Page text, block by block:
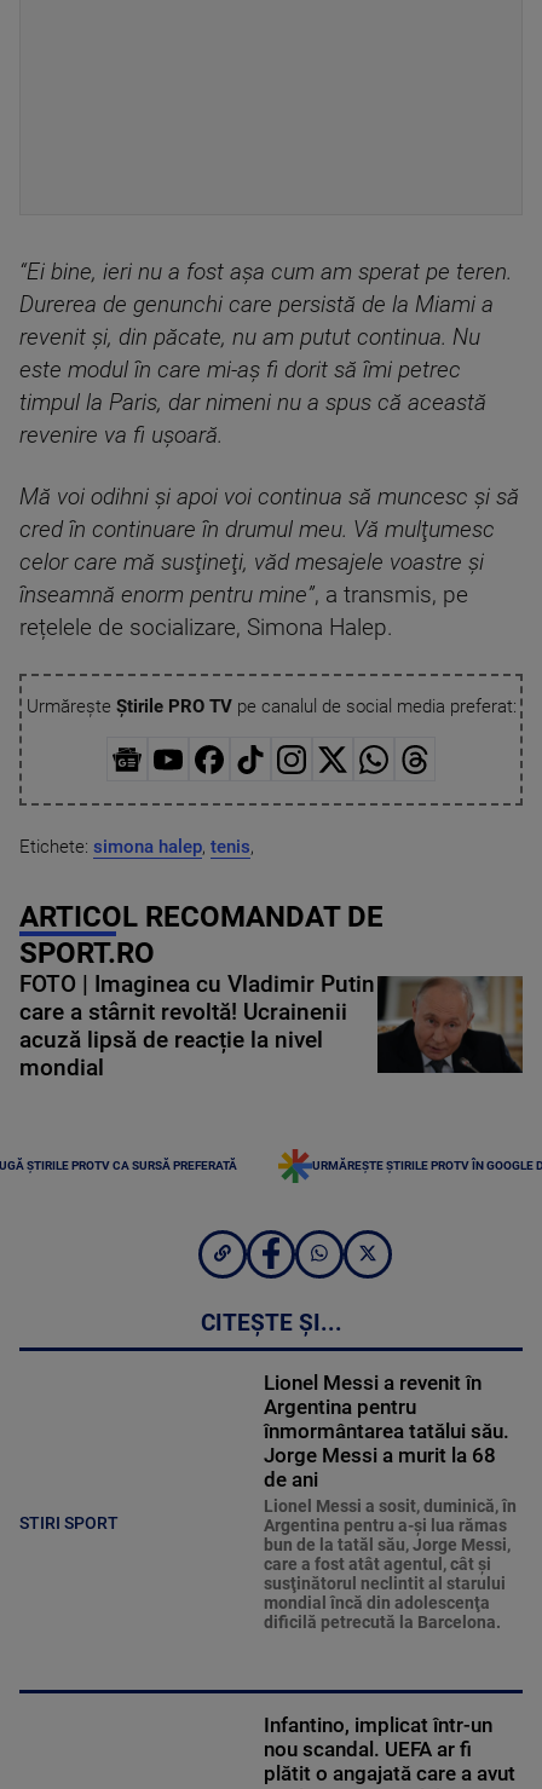
“Ei bine, ieri nu a fost aşa cum am sperat pe teren.
Durerea de genunchi care persistă de la Miami a
revenit şi, din păcate, nu am putut continua. Nu
este modul în care mi-aş fi dorit să îmi petrec
timpul la Paris, dar nimeni nu a spus că această
revenire va fi uşoară.
Mă voi odihni şi apoi voi continua să muncesc şi să
cred în continuare în drumul meu. Vă mulţumesc
celor care mă susţineţi, văd mesajele voastre şi
înseamnă enorm pentru mine”, a transmis, pe
rețelele de socializare, Simona Halep.
Urmărește Știrile PRO TVpe canalul de social media preferat:
Etichete: simona halep, tenis,
ARTICOL RECOMANDAT DE
SPORT.RO
FOTO | Imaginea cu Vladimir Putin
care a stârnit revoltă! Ucrainenii
acuză lipsă de reacție la nivel
mondial
ȘTIRILE PROTV CA SURSĂ PREFERATĂ URMĂREȘTE ȘTIRILE PROTV ÎN GOOGLE
CITEȘTE ȘI...
STIRI SPORT
Lionel Messi a revenit în
Argentina pentru
înmormântarea tatălui său.
Jorge Messi a murit la 68
de ani
Lionel Messi a sosit, duminică, în
Argentina pentru a-şi lua rămas
bun de la tatăl său, Jorge Messi,
care a fost atât agentul, cât şi
susţinătorul neclintit al starului
mondial încă din adolescenţa
dificilă petrecută la Barcelona.
Infantino, implicat într-un
nou scandal. UEFA ar fi
plătit o angajată care a avut